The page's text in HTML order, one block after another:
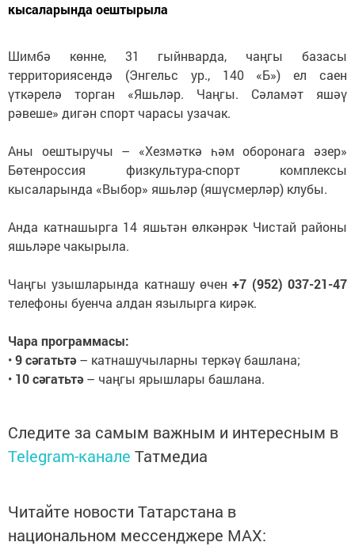
кысаларында оештырыла
Шимбә көнне, 31 гыйнварда, чаңгы базасы
территориясендә (Энгельс ур., 140 «Б») ел саен
үткәрелә торган «Яшьләр. Чаңгы. Сәламәт яшәү
рәвеше» дигән спорт чарасы узачак.
Аны оештыручы – «Хезмәткә һәм оборонага әзер»
Бөтенроссия физкультура-спорт комплексы
кысаларында «Выбор» яшьләр (яшүсмерләр) клубы.
Анда катнашырга 14 яшьтән өлкәнрәк Чистай районы
яшьләре чакырыла.
Чаңгы узышларында катнашу өчен+7 (952) 037-21-47
телефоны буенча алдан язылырга кирәк.
Чара программасы:
•9сәгатьтә– катнашучыларны теркәү башлана;
• 10 сәгатьтә– чаңгы ярышлары башлана.
Следите за самым важным и интересным в
Telegram-канале Татмедиа
Читайте новости Татарстана в
национальном мессенджере MАХ: